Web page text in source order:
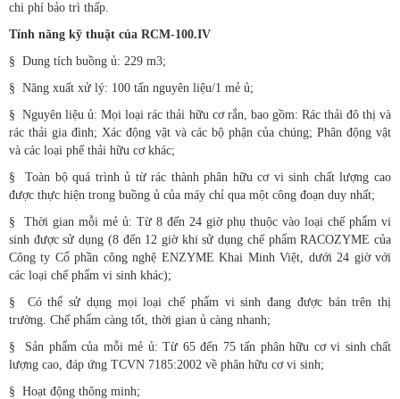
chi phí bảo trì thấp.
Tính năng kỹ thuật của RCM-100.IV
§ Dung tích buồng ủ: 229 m3;
§ Năng xuất xử lý: 100 tấn nguyên liệu/1 mẻ ủ;
§Nguyên liệu ủ: Mọi loại rác thải hữu cơ rắn, bao gồm: Rác thải đô thị và
rác thải gia đình; Xác động vật và các bộ phận của chúng; Phân động vật
và các loại phế thải hữu cơ khác;
§Toàn bộ quá trình ủ từ rác thành phân hữu cơ vi sinh chất lượng cao
được thực hiện trong buồng ủ của máy chỉ qua một công đoạn duy nhất;
§ Thời gian mỗi mẻ ủ: Từ 8 đến 24 giờ phụ thuộc vào loại chế phẩm vi
sinh được sử dụng (8 đến 12 giờ khi sử dụng chế phẩm RACOZYME của
Công ty Cổ phần công nghệ ENZYME Khai Minh Việt, dưới 24 giờ với
các loại chế phẩm vi sinh khác);
§ Có thể sử dụng mọi loại chế phẩm vi sinh đang được bán trên thị
trường. Chế phẩm càng tốt, thời gian ủ càng nhanh;
§ Sản phẩm của mỗi mẻ ủ: Từ 65 đến 75 tấn phân hữu cơ vi sinh chất
lượng cao, đáp ứng TCVN 7185:2002 về phân hữu cơ vi sinh;
§ Hoạt động thông minh;